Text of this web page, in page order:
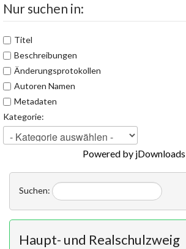
Nur suchen in:
Titel
Beschreibungen
Änderungsprotokollen
Autoren Namen
Metadaten
Kategorie:
Powered by jDownloads
Suchen:
Haupt- und Realschulzweig